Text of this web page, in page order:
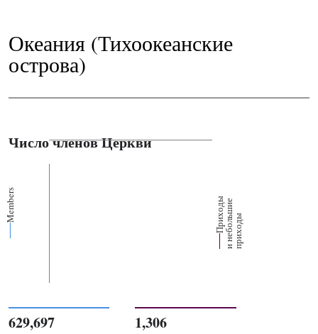
Океания (Тихоокеанские
острова)
Число членов Церкви
Members П
р
их
о
д
ы
и
н
е
б
о
ль
ш
ие
п
р
и
х
о
ды
629,697 1,306